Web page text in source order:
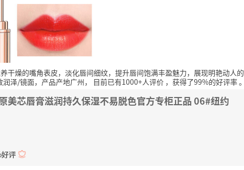
干燥的嘴角表皮，淡化唇间细纹，提升唇间饱满丰盈魅力，展现明艳动人的
泽/镜面，产品产地广州， 目前已有1000+人评价 ，获得了99%的好评率。
美芯唇膏滋润持久保湿不易脱色官方专柜正品 06#纽约
评